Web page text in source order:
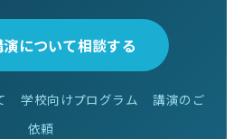
について相談する
学校向けプログラム
講演のご
依頼